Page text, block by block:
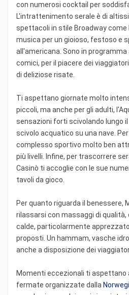
con numerosi cocktail per
L'intrattenimento serale è di
spettacoli in stile Broadway come
musica per un gioioso, festoso e
all'americana. Sono in
comici, per il piacere dei
di deliziose risate.
Ti aspettano giornate molto
piccoli, ma anche per gli adulti,
sensazioni forti scivolando lungo il
scivolo acquatico su una nave.
complesso sportivo molto ben
più livelli. Infine, per trascorrere
Casinò ti accoglie con le sue
tavoli da gioco.
Per quanto riguarda il benessere,
rilassarsi con massaggi di qualità,
calde, particolarmente
proposti. Un hammam, vasche
anche a disposizione dei
Momenti eccezionali ti aspettano
fermate organizzate dalla